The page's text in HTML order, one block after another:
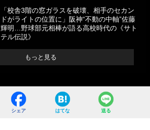
「校舎3階の窓ガラスを破壊、相手のセカン
ドがライトの位置に」阪神“不動の中軸”佐藤
輝明…野球部元相棒が語る高校時代の《サト
テル伝説》
もっと見る
シェア はてな 送る